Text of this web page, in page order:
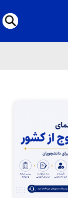
کشور